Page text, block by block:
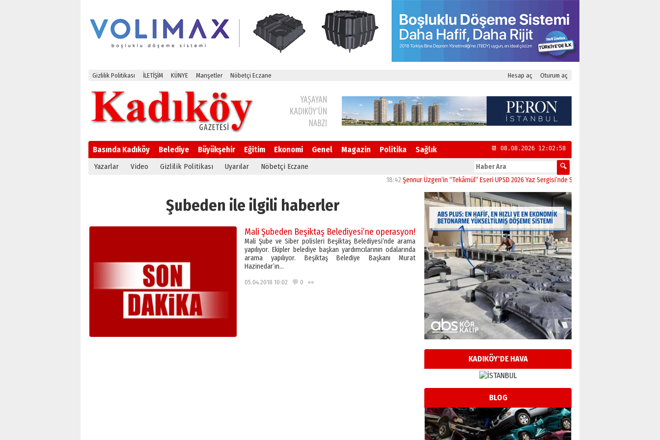
Gizlilik Politikası İLETİŞİM KÜNYE Manşetler Nöbetçi Eczane Hesap aç Oturum aç
Basında Kadıköy Belediye Büyükşehir Eğitim Ekonomi Genel Magazin Politika Sağlık 📆 08.08.2026 12:02:59
Yazarlar Video Gizlilik Politikası Uyarılar Nöbetçi Eczane
Şennur Üzgen’in “Tekâmül” Eseri UPSD 2026 Yaz Sergisi’nde Sanatseverlerle Buluştu
Şubeden ile ilgili haberler
Mali Şubeden Beşiktaş Belediyesi’ne operasyon!
Mali Şube ve Siber polisleri Beşiktaş Belediyesi’nde arama
yapılıyor. Ekipler belediye başkan yardımcılarının odalarında
arama yapılıyor. Beşiktaş Belediye Başkanı Murat
Hazinedar’ın…
05.04.2018 10:02 💬 0 👀
KADIKÖY'DE HAVA
BLOG